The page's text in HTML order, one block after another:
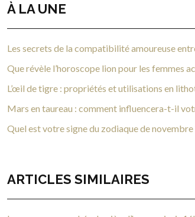
À LA UNE
Les secrets de la compatibilité amoureuse
Que révèle l’horoscope lion pour les femmes
L’œil de tigre : propriétés et utilisations en
Mars en taureau : comment influencera-t-il
Quel est votre signe du zodiaque de novembre
ARTICLES SIMILAIRES